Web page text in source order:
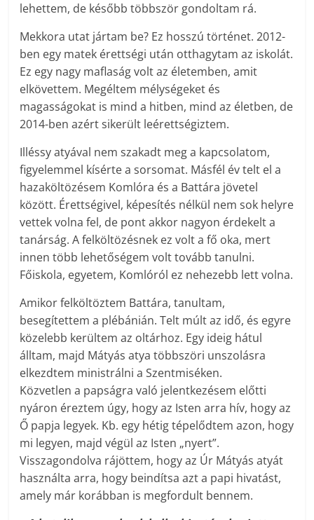
lehettem, de később többször gondoltam rá.
Mekkora utat jártam be? Ez hosszú történet. 2012-
ben egy matek érettségi után otthagytam az iskolát.
Ez egy nagy maflaság volt az életemben, amit
elkövettem. Megéltem mélységeket és
magasságokat is mind a hitben, mind az életben, de
2014-ben azért sikerült leérettségiztem.
Illéssy atyával nem szakadt meg a kapcsolatom,
figyelemmel kísérte a sorsomat. Másfél év telt el a
hazaköltözésem Komlóra és a Battára jövetel
között. Érettségivel, képesítés nélkül nem sok helyre
vettek volna fel, de pont akkor nagyon érdekelt a
tanárság. A felköltözésnek ez volt a fő oka, mert
innen több lehetőségem volt tovább tanulni.
Főiskola, egyetem, Komlóról ez nehezebb lett volna.
Amikor felköltöztem Battára, tanultam,
besegítettem a plébánián. Telt múlt az idő, és egyre
közelebb kerültem az oltárhoz. Egy ideig hátul
álltam, majd Mátyás atya többszöri unszolásra
elkezdtem ministrálni a Szentmiséken.
Közvetlen a papságra való jelentkezésem előtti
nyáron éreztem úgy, hogy az Isten arra hív, hogy az
Ő papja legyek. Kb. egy hétig tépelődtem azon, hogy
mi legyen, majd végül az Isten „nyert”.
Visszagondolva rájöttem, hogy az Úr Mátyás atyát
használta arra, hogy beindítsa azt a papi hivatást,
amely már korábban is megfordult bennem.